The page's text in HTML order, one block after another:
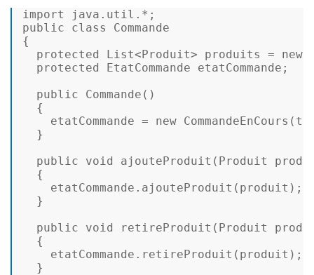
import java. util
public
class
Commande
{
protected
List<Produit> produits = new
protected
EtatCommande etatCommande;
public
Commande ()
{
etatCommande = new CommandeEnCours (
}
public
void ajouteProduit ( Produit
{
etatCommande. ajouteProduit (produit);
}
public
void retireProduit ( Produit
{
etatCommande. retireProduit (produit);
}